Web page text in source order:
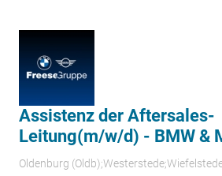
Assistenz der Aftersales-
Leitung(m/w/d) - BMW &
Oldenburg